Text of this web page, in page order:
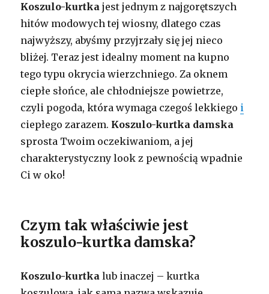
Koszulo-kurtka jest jednym z najgorętszych
hitów modowych tej wiosny, dlatego czas
najwyższy, abyśmy przyjrzały się jej nieco
bliżej. Teraz jest idealny moment na kupno
tego typu okrycia wierzchniego. Za oknem
ciepłe słońce, ale chłodniejsze powietrze,
czyli pogoda, która wymaga czegoś lekkiego i
ciepłego zarazem. Koszulo-kurtka damska
sprosta Twoim oczekiwaniom, a jej
charakterystyczny look z pewnością wpadnie
Ci w oko!
Czym tak właściwie jest
koszulo-kurtka damska?
Koszulo-kurtka lub inaczej – kurtka